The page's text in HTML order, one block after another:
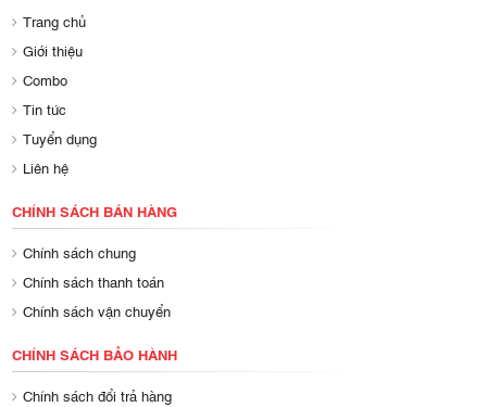
Trang chủ
Giới thiệu
Combo
Tin tức
Tuyển dụng
Liên hệ
CHÍNH SÁCH BÁN HÀNG
Chính sách chung
Chính sách thanh toán
Chính sách vận chuyển
CHÍNH SÁCH BẢO HÀNH
Chính sách đổi trả hàng